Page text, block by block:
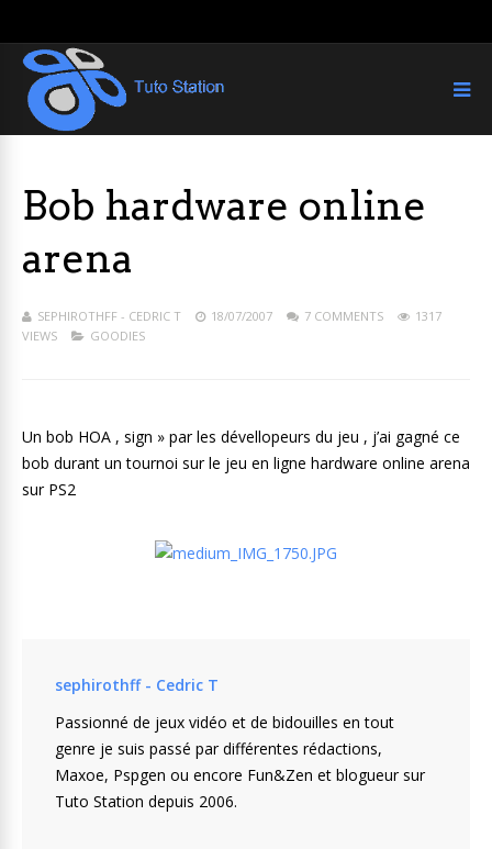
Bob hardware online
arena
SEPHIROTHFF - CEDRIC T 18/07/2007 7 COMMENTS
1317
VIEWS
GOODIES
Un bob HOA , sign » par les dévellopeurs du jeu , j’ai gagné ce
bob durant un tournoi sur le jeu en ligne hardware online arena
sur PS2
sephirothff - Cedric T
Passionné de jeux vidéo et de bidouilles en tout
genre je suis passé par différentes rédactions,
Maxoe, Pspgen ou encore Fun&Zen et blogueur sur
Tuto Station depuis 2006.